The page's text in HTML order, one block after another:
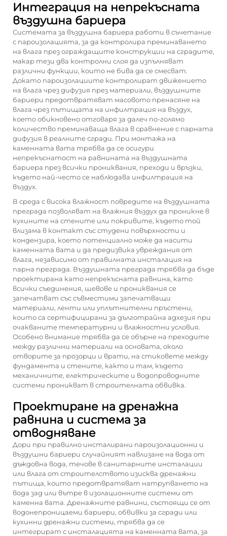
Интеграция на непрекъсната
въздушна бариера
Системата за въздушна бариера работи в съчетание
с пароизолацията, за да контролира преминаването
на влага през ограждащите конструкции на сградите,
макар тези два контролни слоя да изпълняват
различни функции, които не бива да се смесват.
Докато пароизолациите контролират движението
на влага чрез дифузия през материали, въздушните
бариери предотвратяват масовото пренасяне на
влага чрез пътищата на инфилтрация на въздух,
което обикновено отговаря за далеч по-голямо
количество преминаваща влага в сравнение с парната
дифузия в реалните сгради. При монтажа на
каменната вата трябва да се осигури
непрекъснатост на равнината на въздушната
бариера през всички прониквания, преходи и връзки,
където най-често се наблюдава инфилтрация на
въздух.
В среда с висока влажност повредите на въздушната
преграда позволяват на влажния въздух да проникне в
кухините на стените или покривите, където той
влизама в контакт със студени повърхности и
кондензира, което потенциално може да насити
каменната вата и да предизвика увреждания от
влага, независимо от правилната инсталация на
парна преграда. Въздушната преграда трябва да бъде
проектирана като непрекъсната равнина, като
всички съединения, шевове и прониквания се
запечатват със съвместими запечатващи
материали, ленти или уплътнителни пръстени,
които са сертифицирани за дълготрайна адхезия при
очакваните температурни и влажностни условия.
Особено внимание трябва да се обърне на преходите
между различни материали на основата, около
отворите за прозорци и врати, на стиковете между
фундамента и стените, както и там, където
механичните, електрическите и водопроводните
системи проникват в строителната обвивка.
Проектиране на дренажна
равнина и система за
отводняване
Дори при правилно инсталирани пароизолационни и
въздушни бариери случайният навлизане на вода от
дъждовна вода, течове в санитарните инсталации
или влага от строителството изисква дренажни
пътища, които предотвратяват натрупването на
вода зад или вътре в изолационните системи от
каменна вата. Дренажните равнини, състоящи се от
водонепроницаеми бариери, обвивки за сгради или
кухинни дренажни системи, трябва да се
интегрират с инсталацията на каменната вата, за